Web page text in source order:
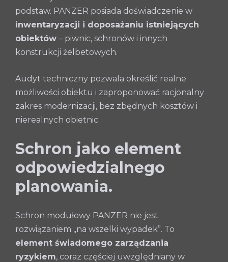
podstaw. PANZER posiada doświadczenie w
inwentaryzacji i doposażaniu istniejących
obiektów – piwnic, schronów i innych
konstrukcji żelbetowych.
Audyt techniczny pozwala określić realne
możliwości obiektu i zaproponować racjonalny
zakres modernizacji, bez zbędnych kosztów i
nierealnych obietnic.
Schron jako element
odpowiedzialnego
planowania.
Schron modułowy PANZER nie jest
rozwiązaniem „na wszelki wypadek”. To
element świadomego zarządzania
ryzykiem, coraz częściej uwzględniany w